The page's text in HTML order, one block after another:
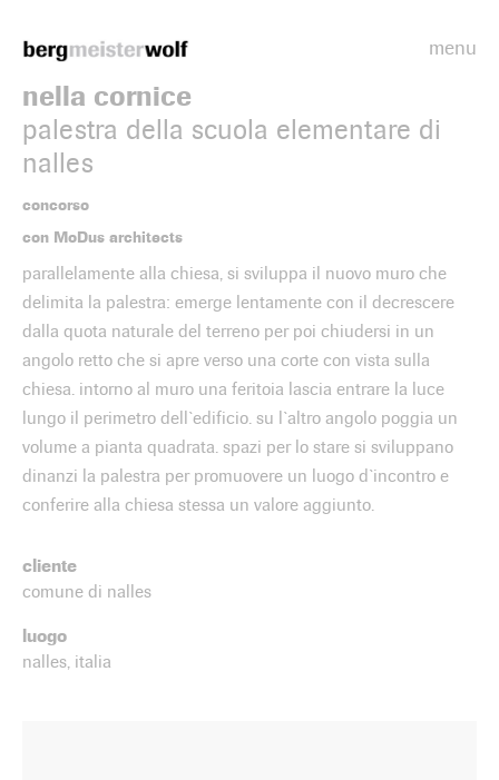
menu
nella cornice
palestra della scuola elementare di
nalles
concorso
con MoDus architects
parallelamente alla chiesa, si sviluppa il nuovo muro che
delimita la palestra: emerge lentamente con il decrescere
dalla quota naturale del terreno per poi chiudersi in un
angolo retto che si apre verso una corte con vista sulla
chiesa. intorno al muro una feritoia lascia entrare la luce
lungo il perimetro dell`edificio. su l`altro angolo poggia un
volume a pianta quadrata. spazi per lo stare si sviluppano
dinanzi la palestra per promuovere un luogo d`incontro e
conferire alla chiesa stessa un valore aggiunto.
cliente
comune di nalles
luogo
nalles, italia